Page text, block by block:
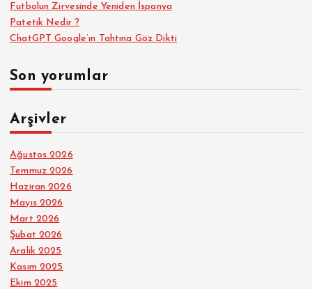
Futbolun Zirvesinde Yeniden İspanya
Patetik Nedir ?
ChatGPT Google’ın Tahtına Göz Dikti
Son yorumlar
Arşivler
Ağustos 2026
Temmuz 2026
Haziran 2026
Mayıs 2026
Mart 2026
Şubat 2026
Aralık 2025
Kasım 2025
Ekim 2025